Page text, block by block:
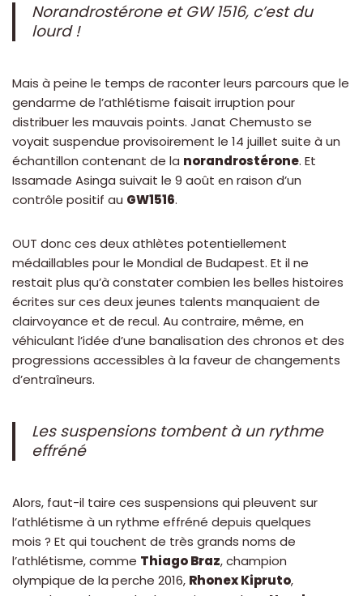
Norandrostérone et GW 1516, c’est du
lourd !
Mais à peine le temps de raconter leurs parcours que le
gendarme de l’athlétisme faisait irruption pour
distribuer les mauvais points. Janat Chemusto se
voyait suspendue provisoirement le 14 juillet suite à un
échantillon contenant de la norandrostérone. Et
Issamade Asinga suivait le 9 août en raison d’un
contrôle positif au GW1516.
OUT donc ces deux athlètes potentiellement
médaillables pour le Mondial de Budapest. Et il ne
restait plus qu’à constater combien les belles histoires
écrites sur ces deux jeunes talents manquaient de
clairvoyance et de recul. Au contraire, même, en
véhiculant l’idée d’une banalisation des chronos et des
progressions accessibles à la faveur de changements
d’entraîneurs.
Les suspensions tombent à un rythme
effréné
Alors, faut-il taire ces suspensions qui pleuvent sur
l’athlétisme à un rythme effréné depuis quelques
mois ? Et qui touchent de très grands noms de
l’athlétisme, comme Thiago Braz, champion
olympique de la perche 2016, Rhonex Kipruto,